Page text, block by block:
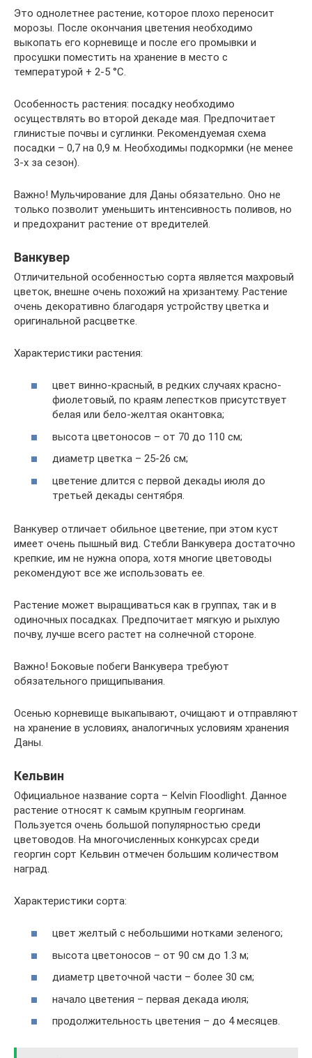
Это однолетнее растение, которое плохо переносит
морозы. После окончания цветения необходимо
выкопать его корневище и после его промывки и
просушки поместить на хранение в место с
температурой + 2-5 °С.
Особенность растения: посадку необходимо
осуществлять во второй декаде мая. Предпочитает
глинистые почвы и суглинки. Рекомендуемая схема
посадки – 0,7 на 0,9 м. Необходимы подкормки (не менее
3-х за сезон).
Важно! Мульчирование для Даны обязательно. Оно не
только позволит уменьшить интенсивность поливов, но
и предохранит растение от вредителей.
Ванкувер
Отличительной особенностью сорта является махровый
цветок, внешне очень похожий на хризантему. Растение
очень декоративно благодаря устройству цветка и
оригинальной расцветке.
Характеристики растения:
цвет винно-красный, в редких случаях красно-
фиолетовый, по краям лепестков присутствует
белая или бело-желтая окантовка;
высота цветоносов – от 70 до 110 см;
диаметр цветка – 25-26 см;
цветение длится с первой декады июля до
третьей декады сентября.
Ванкувер отличает обильное цветение, при этом куст
имеет очень пышный вид. Стебли Ванкувера достаточно
крепкие, им не нужна опора, хотя многие цветоводы
рекомендуют все же использовать ее.
Растение может выращиваться как в группах, так и в
одиночных посадках. Предпочитает мягкую и рыхлую
почву, лучше всего растет на солнечной стороне.
Важно! Боковые побеги Ванкувера требуют
обязательного прищипывания.
Осенью корневище выкапывают, очищают и отправляют
на хранение в условиях, аналогичных условиям хранения
Даны.
Кельвин
Официальное название сорта – Kelvin Floodlight. Данное
растение относят к самым крупным георгинам.
Пользуется очень большой популярностью среди
цветоводов. На многочисленных конкурсах среди
георгин сорт Кельвин отмечен большим количеством
наград.
Характеристики сорта:
цвет желтый с небольшими нотками зеленого;
высота цветоносов – от 90 см до 1.3 м;
диаметр цветочной части – более 30 см;
начало цветения – первая декада июля;
продолжительность цветения – до 4 месяцев.